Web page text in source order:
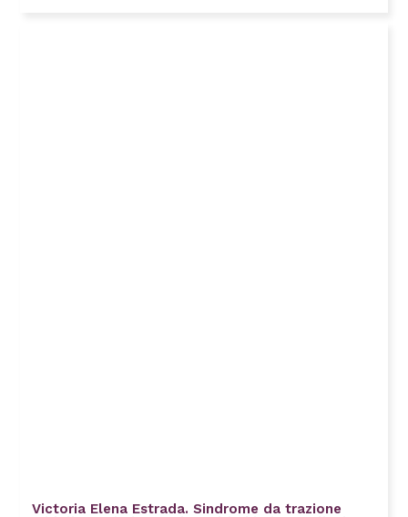
Victoria Elena Estrada. Sindrome da trazione